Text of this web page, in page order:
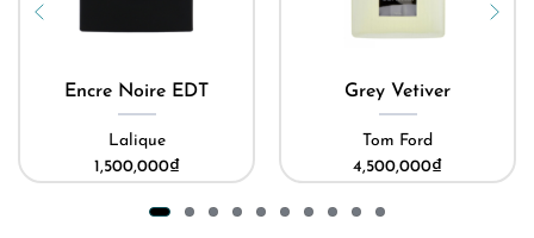
Encre Noire EDT
Lalique
1,500,000₫
Grey Vetiver
Tom Ford
4,500,000₫